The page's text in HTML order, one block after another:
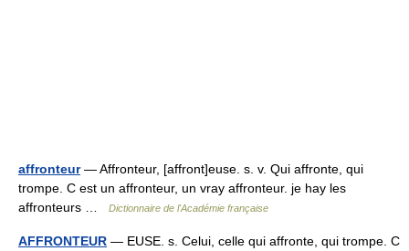
affronteur— Affronteur, [affront]euse. s. v. Qui affronte, qui
trompe. C est un affronteur, un vray affronteur. je hay les
affronteurs …
Dictionnaire de l'Académie française
AFFRONTEUR — EUSE. s. Celui, celle qui affronte, qui trompe. C